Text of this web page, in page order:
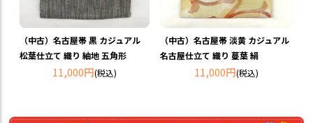
（中古）名古屋帯 黒 カジュアル
松葉仕立て 織り 紬地 五角形
11,000円(税込)
（中古）名古屋帯 淡黄 カジュアル
名古屋仕立て 織り 蔓葉 絹
11,000円(税込)